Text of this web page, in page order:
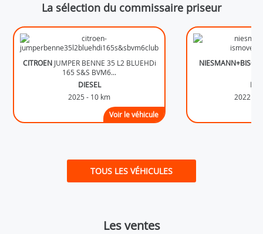
La sélection du commissaire priseur
CITROEN JUMPER BENNE 35 L2 BLUEHDi
165 S&S BVM6...
DIESEL
2025 - 10 km
Voir le véhicule
2022 -
TOUS LES VÉHICULES
Les ventes